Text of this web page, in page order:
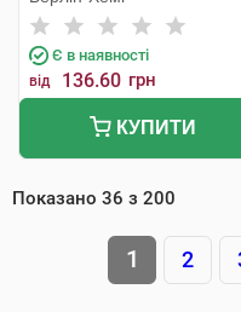
Є в наявності
від 136.60 грн
КУПИТИ
Показано 36 з 200
1 2